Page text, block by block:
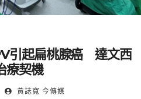
引起扁桃腺癌 達文西
療契機
黃誌寬 今傳媒